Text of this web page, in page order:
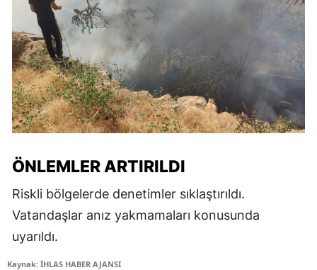
ÖNLEMLER ARTIRILDI
Riskli bölgelerde denetimler sıklaştırıldı.
Vatandaşlar anız yakmamaları konusunda
uyarıldı.
Kaynak: İHLAS HABER AJANSI